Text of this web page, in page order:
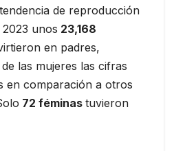
de reproducción
unos 23,168
en padres,
las mujeres las cifras
en comparación a otros
72 féminas tuvieron